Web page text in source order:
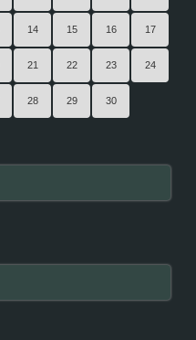
14 15 16 17
21 22 23 24
28 29 30